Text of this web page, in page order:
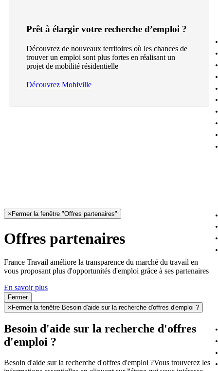
Prêt à élargir votre recherche d’emploi ?
Découvrez de nouveaux territoires où les chances de
trouver un emploi sont plus fortes en réalisant un
projet de mobilité résidentielle
Découvrez Mobiville
× Fermer la fenêtre "Offres partenaires"
Offres partenaires
France Travail améliore la transparence du marché du travail en
vous proposant plus d'opportunités d'emploi grâce à ses partenaires
En savoir plus
Fermer
× Fermer la fenêtre Besoin d'aide sur la recherche d'offres d'emploi ?
Besoin d'aide sur la recherche d'offres
d'emploi ?
Besoin d'aide sur la recherche d'offres d'emploi ?Vous trouverez les